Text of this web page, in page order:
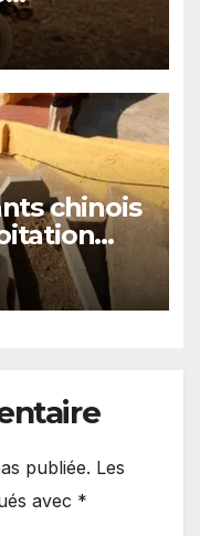
d’être
et le FLA
chinois
publiée. Les
avec *